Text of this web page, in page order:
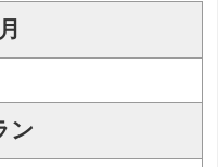
ン